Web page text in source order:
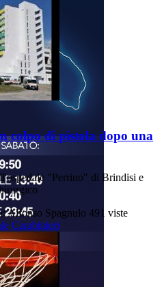
colpo di pistola dopo una
"Perrino" di Brindisi e
Alfonso Spagnulo 491 viste
Carabinieri